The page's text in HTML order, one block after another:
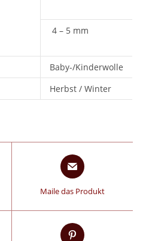
4 – 5 mm
Baby-/Kinderwolle
Herbst / Winter
Maile das Produkt